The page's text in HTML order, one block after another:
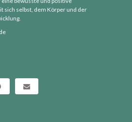
sich selbst, dem Körper und der